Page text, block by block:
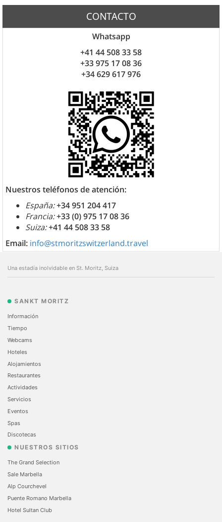
CONTACTO
Whatsapp
+41 44 508 33 58
+33 975 17 08 36
+34 629 617 976
Nuestros teléfonos de atención:
España:+34 951 204 417
Francia:+33 (0) 975 17 08 36
Suiza:+41 44 508 33 58
Email: info@stmoritzswitzerland.travel
Una estadía inolvidable en St. Moritz, Suiza
SANKT MORITZ
Información
Tiempo
Webcams
Hoteles
Alojamientos
Restaurantes
Actividades
Servicios
Eventos
Spas
Discotecas
NUESTROS SITIOS
The Grand Selection
Sale Marbella
Alp Courchevel
Puente Romano Marbella
Hotel Sultan Club